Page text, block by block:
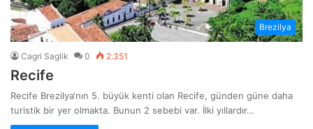
Brezilya
Cagri Saglik 0 2.351
Recife
Recife Brezilya‘nın 5. büyük kenti olan Recife, günden güne daha
turistik bir yer olmakta. Bunun 2 sebebi var. İlki yıllardır…